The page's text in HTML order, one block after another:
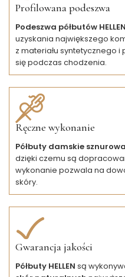
Profilowana podeszwa
Podeszwa półbutów HELLEN
uzyskania największego
z materiału syntetycznego
się podczas chodzenia.
Ręczne wykonanie
Półbuty damskie
dzięki czemu są
wykonanie pozwala na
skóry.
Gwarancja jakości
Półbuty HELLEN są